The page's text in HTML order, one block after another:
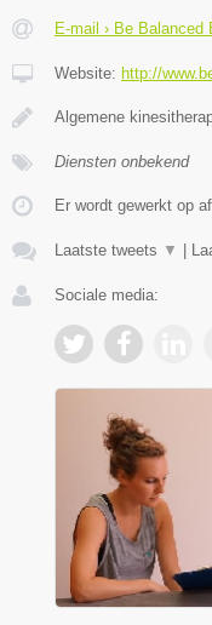
E-mail › Be Balanced
Website: http://
Algemene
Diensten onbekend
Er wordt gewerkt op
Laatste tweets ▼ |
Sociale media: